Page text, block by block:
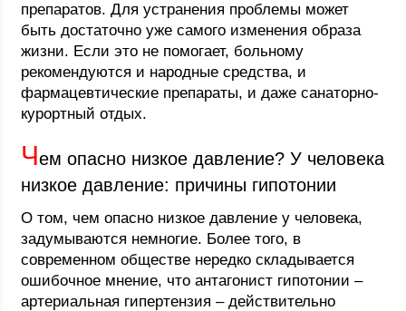
препаратов. Для устранения проблемы может
быть достаточно уже самого изменения образа
жизни. Если это не помогает, больному
рекомендуются и народные средства, и
фармацевтические препараты, и даже санаторно-
курортный отдых.
Чем опасно низкое давление? У человека
низкое давление: причины гипотонии
О том, чем опасно низкое давление у человека,
задумываются немногие. Более того, в
современном обществе нередко складывается
ошибочное мнение, что антагонист гипотонии –
артериальная гипертензия – действительно